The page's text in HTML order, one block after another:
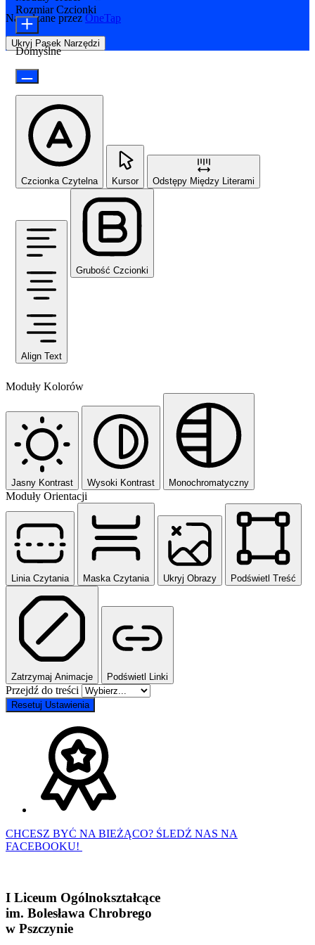
Napędzane przez OneTap
Ukryj Pasek Narzędzi
Rozmiar Czcionki
Domyślne
Czcionka Czytelna Kursor Odstępy Między Literami
Align Text
Grubość Czcionki
Moduły Kolorów
Jasny Kontrast Wysoki Kontrast Monochromatyczny
Moduły Orientacji
Linia Czytania Maska Czytania Ukryj Obrazy Podświetl Treść
Zatrzymaj Animacje Podświetl Linki
Przejdź do treści
Resetuj Ustawienia
CHCESZ BYĆ NA BIEŻĄCO? ŚLEDŹ NAS NA
FACEBOOKU!
I Liceum Ogólnokształcące
im. Bolesława Chrobrego
w Pszczynie